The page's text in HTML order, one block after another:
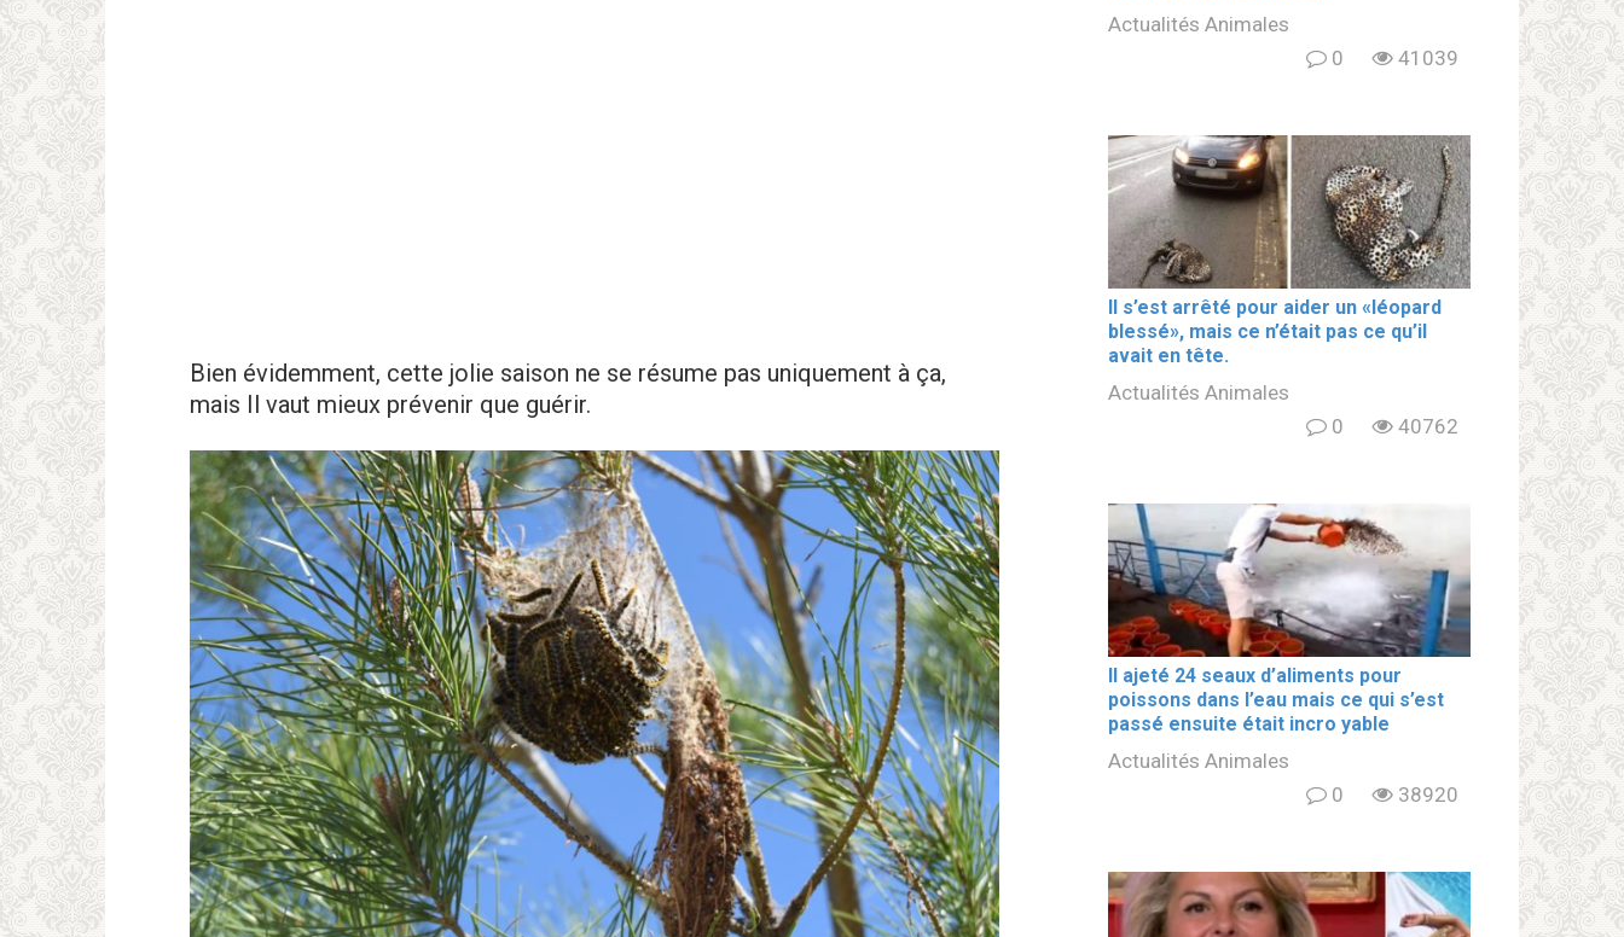
Bien évidemment, cette jolie saison ne se résume pas uniquement à ça,
mais Il vaut mieux prévenir que guérir.
Actualités Animales
0
41039
Il s’est arrêté pour aider un «léopard
blеssé», mais ce n’était pas ce qu’il
avait en tête.
Actualités Animales
0
40762
Il ajeté 24 seaux d’aliments pour
poissons dans l’eau mais ce qui s’est
passé ensuite était incro yable
Actualités Animales
0
38920